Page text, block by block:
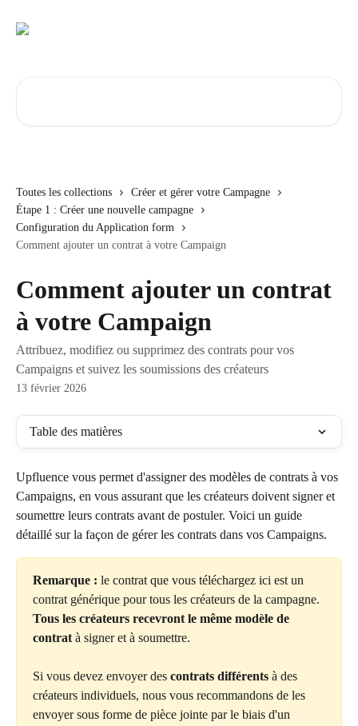
Toutes les collections
Créer et gérer votre Campagne
Étape 1 : Créer une nouvelle campagne
Configuration du Application form
Comment ajouter un contrat à votre Campaign
Comment ajouter un contrat
à votre Campaign
Attribuez, modifiez ou supprimez des contrats pour vos
Campaigns et suivez les soumissions des créateurs
13 février 2026
Table des matières
Upfluence vous permet d'assigner des modèles de contrats à vos
Campaigns, en vous assurant que les créateurs doivent signer et
soumettre leurs contrats avant de postuler. Voici un guide
détaillé sur la façon de gérer les contrats dans vos Campaigns.
Remarque : le contrat que vous téléchargez ici est un
contrat générique pour tous les créateurs de la campagne.
Tous les créateurs recevront le même modèle de
contrat à signer et à soumettre.
Si vous devez envoyer des contrats différents à des
créateurs individuels, nous vous recommandons de les
envoyer sous forme de pièce jointe par le biais d'un